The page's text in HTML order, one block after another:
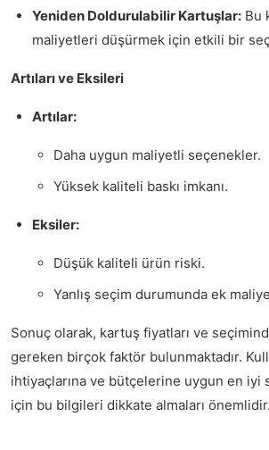
Yeniden Doldurulabilir Kartuşlar: Bu
maliyetleri düşürmek için etkili bir
Artıları ve Eksileri
Artılar:
Daha uygun maliyetli seçenekler.
Yüksek kaliteli baskı imkanı.
Eksiler:
Düşük kaliteli ürün riski.
Yanlış seçim durumunda ek
Sonuç olarak, kartuş fiyatları ve
gereken birçok faktör bulunmaktadır.
ihtiyaçlarına ve bütçelerine uygun en iyi
için bu bilgileri dikkate almaları önemlidir.